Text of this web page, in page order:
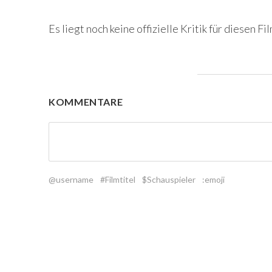
Es liegt noch keine offizielle Kritik für diesen
KOMMENTARE
@username #Filmtitel $Schauspieler :emoji